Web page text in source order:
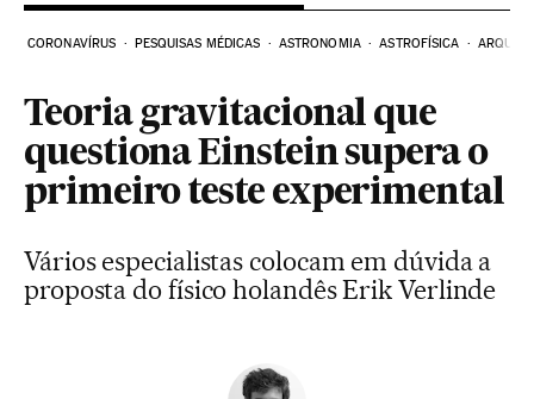
CORONAVÍRUS PESQUISAS MÉDICAS ASTRONOMIA ASTROFÍSICA
Teoria gravitacional que
questiona Einstein supera o
primeiro teste experimental
Vários especialistas colocam em dúvida a
proposta do físico holandês Erik Verlinde